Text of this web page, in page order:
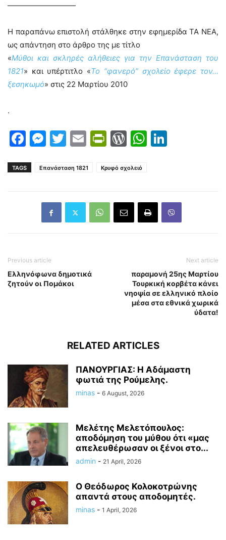
—————————
Η παραπάνω επιστολή στάλθηκε στην εφημερίδα ΤΑ ΝΕΑ,
ως απάντηση στο άρθρο της με τίτλο
«Μύθοι και σκληρές αλήθειες για την Επανάσταση του
1821» και υπέρτιτλο «Το “φανερό” σχολείο έφερε τον…
ξεσηκωμό» στις 22 Μαρτίου 2010
.
Facebook
Messenger
Twitter
EmailPrintFriendly
WordPress
WhatsApp
TAGS Επανάσταση 1821 Κρυφό σχολειό
Previous article
Ελληνόφωνα δημοτικά
ζητούν οι Πομάκοι
Next article
παραμονή 25ης Μαρτίου
Τουρκική κορβέτα κάνει
νηοψία σε ελληνικό πλοίο
μέσα στα εθνικά χωρικά
ύδατα!
RELATED ARTICLES
ΠΑΝΟΥΡΓΙΑΣ: Η Αδάμαστη
φωτιά της Ρούμελης.
minas - 6 August, 2026
Μελέτης Μελετόπουλος:
αποδόμηση του μύθου ότι «μας
απελευθέρωσαν οι ξένοι στο...
admin - 21 April, 2026
Ο Θεόδωρος Κολοκοτρώνης
απαντά στους αποδομητές.
minas - 1 April, 2026